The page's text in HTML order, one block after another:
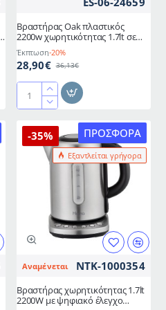
Βραστήρας Oak πλαστικός
2200w χωρητικότητας 1.7lt σε
μαύρο χρώμα
Έκπτωση-20%
28,90€ 36,13€
Βραστήρας
πλαστικός
2200w
χωρητικότητας
ΠΡΟΣΦΟΡΆ
Εξαντλείται γρήγορα
-35%
Αναμένεται NTK-1000354
Βραστήρας χωρητικότητας 1.7lt
2200W με ψηφιακό έλεγχο